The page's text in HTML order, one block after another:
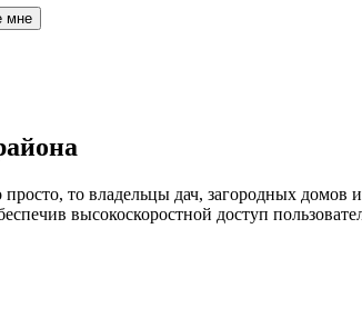
мне
то владельцы дач, загородных домов
высокоскоростной доступ